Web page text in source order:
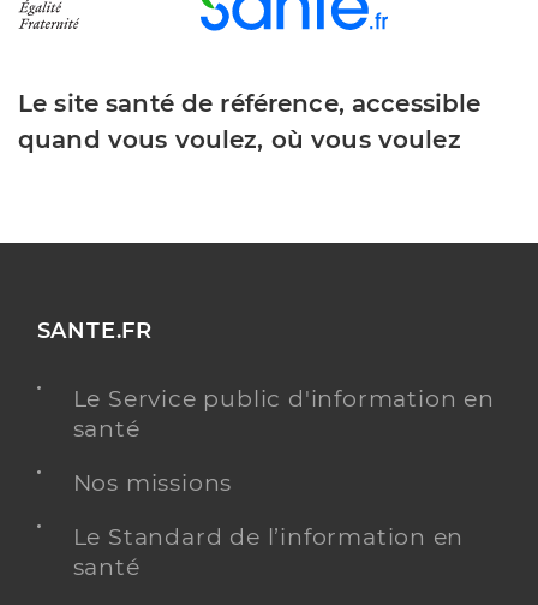
Le site santé de référence, accessible
quand vous voulez, où vous voulez
SANTE.FR
Le Service public d'information en
santé
Nos missions
Le Standard de l’information en
santé